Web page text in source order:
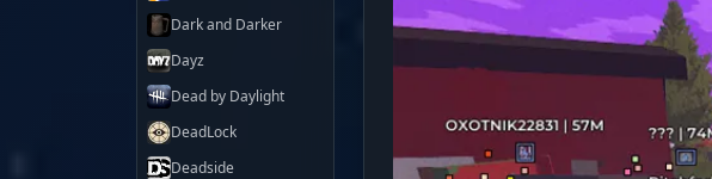
Dark and Darker
Dayz
Dead by Daylight
DeadLock
Deadside